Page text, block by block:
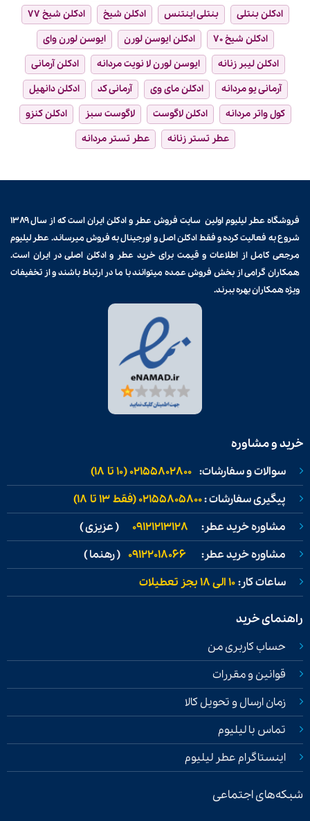
ادکلن بنتلی
بنتلی اینتنس ادکلن شیخ
ادکلن شیخ ۷۷
ادکلن شیخ ۷۰
ادکلن ایوسن لورن
ایوسن لورن وای
ادکلن لیبر زنانه
ایوسن لورن لا نویت مردانه
ادکلن آرمانی
آرمانی یو مردانه
ادکلن مای وی آرمانی کد
ادکلن دانهیل
کول واتر مردانه
ادکلن لاگوست لاگوست سبز
ادکلن کنزو
عطر تستر زنانه
عطر تستر مردانه
فروشگاه عطر لیلیوم اولین سایت فروشعطر و ادکلن
ایران است که از سال ۱۳۸۹
شروع به فعالیت کرده و فقط ادکلن اصل و اورجینال به فروش میرساند. عطر لیلیوم
مرجعی کامل از اطلاعات و قیمت برایخرید عطر و ادکلن اصلی در ایران است.
همکاران گرامی از بخش فروش عمده میتوانند با ما در ارتباط باشند و از تخفیفات
ویژه همکاران بهره ببرند.
خرید و مشاوره
سوالات و سفارشات: 02155802800 (۱۰ تا ۱۸)
پیگیری سفارشات :02155805800 (فقط ۱۳ تا ۱۸)
مشاوره خرید عطر: 09121213128 ( عزیزی )
مشاوره خرید عطر: 09122018066 ( رهنما )
ساعات کار:۱۰ الی ۱۸ بجز تعطیلات
راهنمای خرید
حساب کاربری من
قوانین و مقررات
زمان ارسال و تحویل کالا
تماس با لیلیوم
اینستاگرام عطر لیلیوم
شبکه‌های اجتماعی